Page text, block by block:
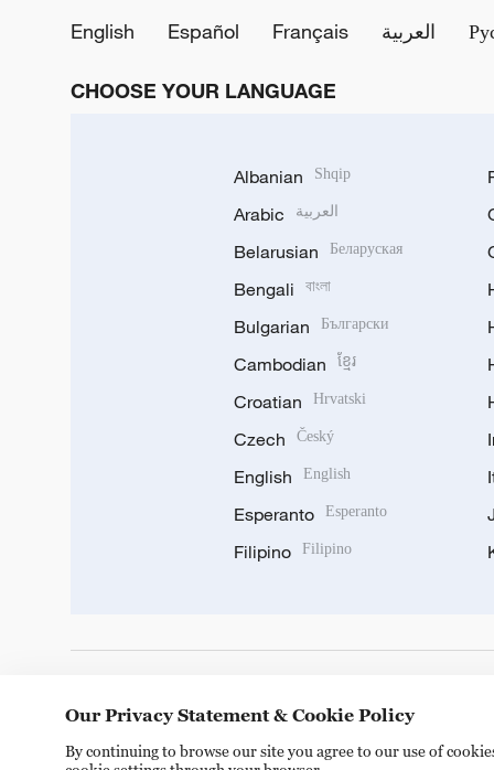
English
Español Français العربية
CHOOSE YOUR LANGUAGE
Albanian Shqip
Arabic العربية
Belarusian Беларуская
Bengali বাংলা
Bulgarian Български
Cambodian ខ្មែរ
Croatian Hrvatski
Czech Český
English English
Esperanto Esperanto
Filipino Filipino
Our Privacy Statement & Cookie Policy
By continuing to browse our site you agree to our use of